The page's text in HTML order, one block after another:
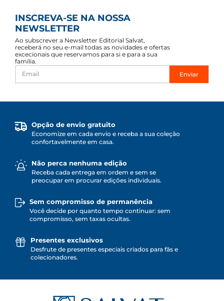
INSCREVA-SE NA NOSSA
NEWSLETTER
Ao subscrever a Newsletter Editorial Salvat,
receberá no seu e-mail todas as novidades e ofertas
excecionais que reservamos para si e para a sua
família.
Enviar
Opção de envio gratuito
Economize em cada envio e receba a sua coleção
confortavelmente em casa.
Não perca nenhuma edição
Receba cada entrega em ordem e sem se
preocupar em procurar edições individuais.
Sem compromisso de permanência
Você decide por quanto tempo continuar: sem
compromisso, sem taxas ocultas.
Presentes exclusivos
Desfrute de presentes especiais criados para fãs e
colecionadores.